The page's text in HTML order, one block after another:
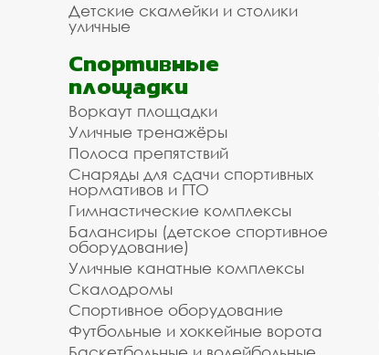
Детские скамейки и столики
уличные
Спортивные
площадки
Воркаут площадки
Уличные тренажёры
Полоса препятствий
Снаряды для сдачи спортивных
нормативов и ГТО
Гимнастические комплексы
Балансиры (детское спортивное
оборудование)
Уличные канатные комплексы
Скалодромы
Спортивное оборудование
Футбольные и хоккейные ворота